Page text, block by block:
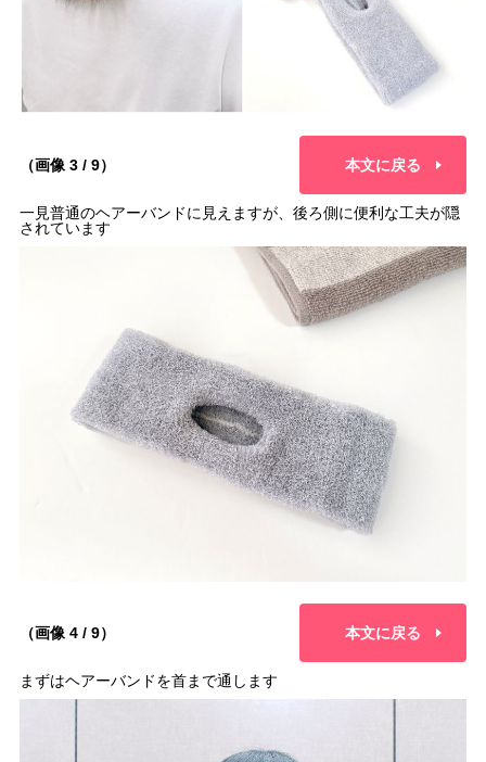
（画像 3 / 9） 本文に戻る
一見普通のヘアーバンドに見えますが、後ろ側に便利な工夫が隠
されています
（画像 4 / 9） 本文に戻る
まずはヘアーバンドを首まで通します